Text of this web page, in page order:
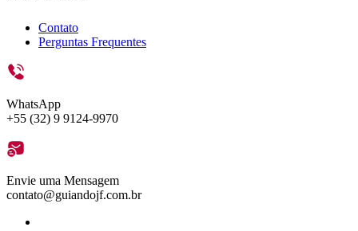
Contato
Perguntas Frequentes
WhatsApp
+55 (32) 9 9124-9970
Envie uma Mensagem
contato@guiandojf.com.br